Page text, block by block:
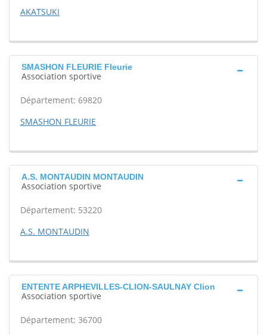
AKATSUKI
SMASHON FLEURIE Fleurie
Association sportive
Département: 69820
SMASHON FLEURIE
A.S. MONTAUDIN MONTAUDIN
Association sportive
Département: 53220
A.S. MONTAUDIN
ENTENTE ARPHEVILLES-CLION-SAULNAY Clion
Association sportive
Département: 36700